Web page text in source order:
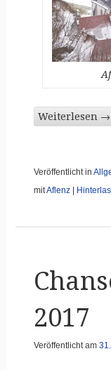
Weiterlesen →
Veröffentlicht in
mitAflenz
2017
Veröffentlicht am